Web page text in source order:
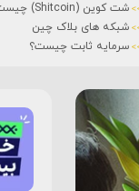
شت کوین (Shitcoin) چیست؟
شبکه های بلاک چین
سرمایه ثابت چیست؟